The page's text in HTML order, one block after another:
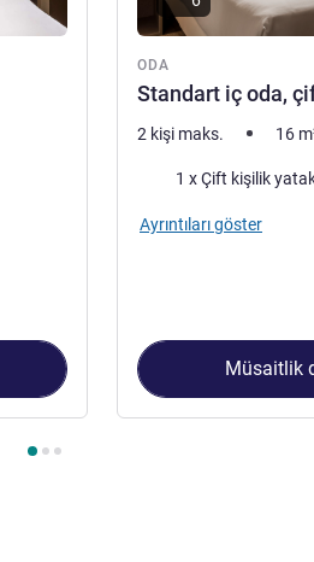
ODA
Standart iç oda,
2 kişi maks. 16
1 x Çift kişilik
Ayrıntıları göster
Müsaitlik